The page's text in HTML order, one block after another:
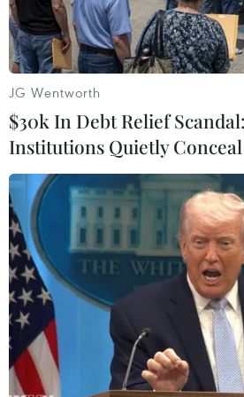
Tổng thống đắc cử Argentina Javier
Aires, ngày 19/11/2023. (Ảnh:
Cuộc bầu cử tổng thống
diễn ra ngày 19/11 vừa qua
quan sát đánh giá là sẽ có kết
JG Wentworth
$30k In Debt Relief
Institutions Quietly Conceal